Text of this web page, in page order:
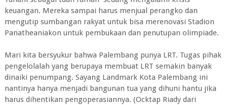
keuangan. Mereka sampai harus menjual perangko dan
mengutip sumbangan rakyat untuk bisa merenovasi Stadion
Panatheaniakon untuk pembukaan dan penutupan olimpiade.
Mari kita bersyukur bahwa Palembang punya LRT. Tugas pihak
pengelolalah yang berupaya membuat LRT semakin banyak
dinaiki penumpang. Sayang Landmark Kota Palembang ini
nantinya hanya menjadi bangunan tua yang dihuni hantu jika
harus dihentikan pengoperasiannya. (Ocktap Riady dari